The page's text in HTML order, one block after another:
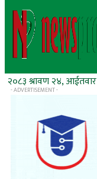
२०८३ श्रावण २४, आईतवार
- ADVERTISEMENT -